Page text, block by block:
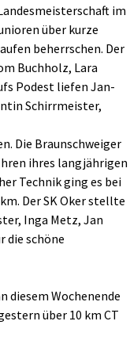
im
über kurze
beherrschen. Der
Buchholz, Lara
Podest liefen Jan-
Schirrmeister,
Die Braunschweiger
ihres langjährigen
Technik ging es bei
Der SK Oker stellte
Inga Metz, Jan
die schöne
diesem Wochenende
über 10 km CT